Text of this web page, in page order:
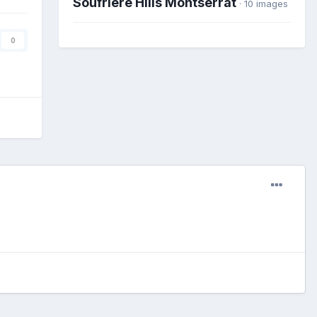
0
· 10 images